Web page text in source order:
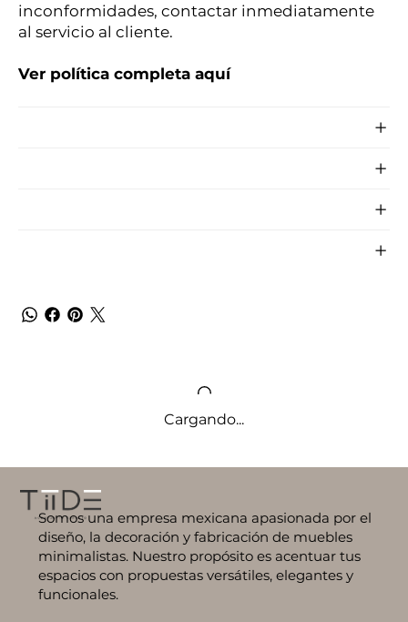
inconformidades, contactar inmediatamente
al servicio al cliente.
Ver política completa aquí
Cargando...
Somos una empresa mexicana apasionada por el
diseño, la decoración y fabricación de muebles
minimalistas. Nuestro propósito es acentuar tus
espacios con propuestas versátiles, elegantes y
funcionales.